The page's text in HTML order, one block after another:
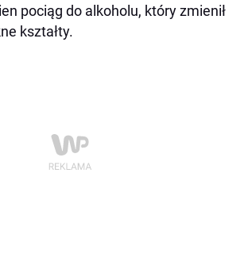
pociąg do alkoholu, który zmienił
kształty.